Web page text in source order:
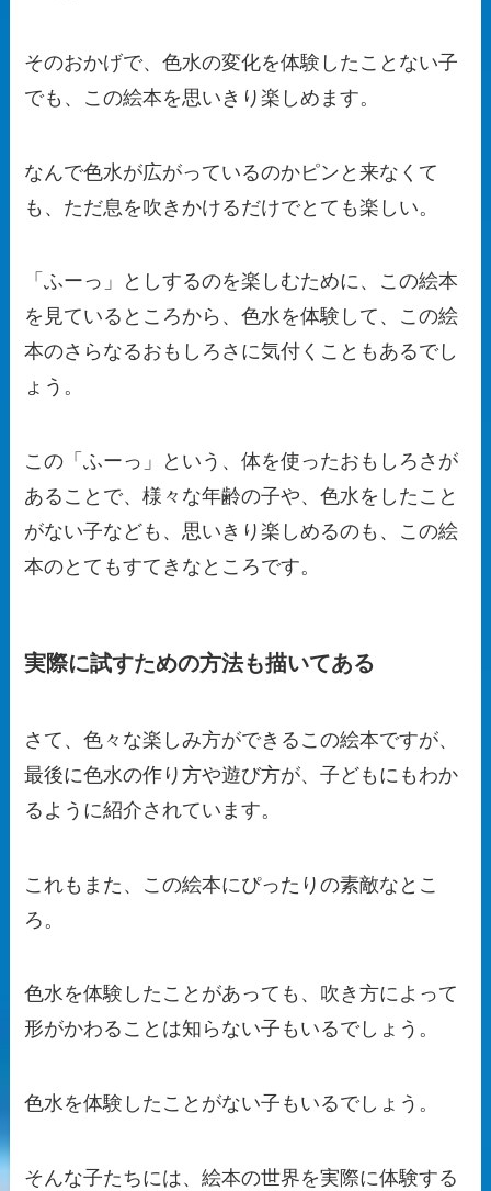
そのおかげで、色水の変化を体験したことない子
でも、この絵本を思いきり楽しめます。
なんで色水が広がっているのかピンと来なくて
も、ただ息を吹きかけるだけでとても楽しい。
「ふーっ」としするのを楽しむために、この絵本
を見ているところから、色水を体験して、この絵
本のさらなるおもしろさに気付くこともあるでし
ょう。
この「ふーっ」という、体を使ったおもしろさが
あることで、様々な年齢の子や、色水をしたこと
がない子なども、思いきり楽しめるのも、この絵
本のとてもすてきなところです。
実際に試すための方法も描いてある
さて、色々な楽しみ方ができるこの絵本ですが、
最後に色水の作り方や遊び方が、子どもにもわか
るように紹介されています。
これもまた、この絵本にぴったりの素敵なとこ
ろ。
色水を体験したことがあっても、吹き方によって
形がかわることは知らない子もいるでしょう。
色水を体験したことがない子もいるでしょう。
そんな子たちには、絵本の世界を実際に体験する